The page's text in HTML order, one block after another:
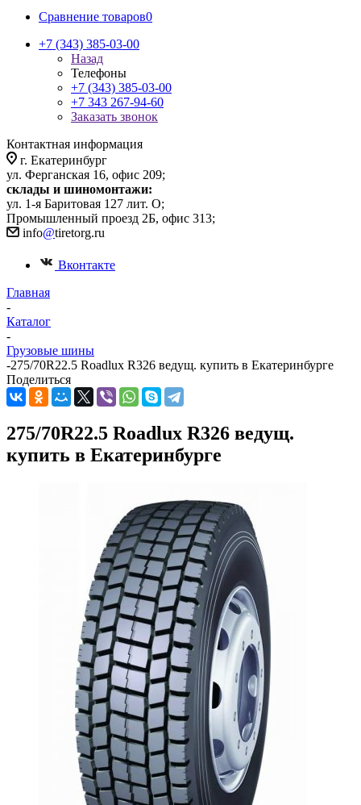
Сравнение товаров0
+7 (343) 385-03-00
Назад
Телефоны
+7 (343) 385-03-00
+7 343 267-94-60
Заказать звонок
Контактная информация
г. Екатеринбург
ул. Ферганская 16, офис 209;
склады и шиномонтажи:
ул. 1-я Баритовая 127 лит. О;
Промышленный проезд 2Б, офис 313;
info@tiretorg.ru
Вконтакте
Главная
-
Каталог
-
Грузовые шины
-275/70R22.5 Roadlux R326 ведущ. купить в Екатеринбурге
Поделиться
275/70R22.5 Roadlux R326 ведущ.
купить в Екатеринбурге